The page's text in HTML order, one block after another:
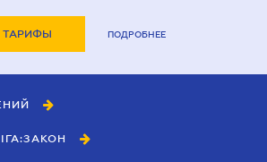
ТАРИФЫ ПОДРОБНЕЕ